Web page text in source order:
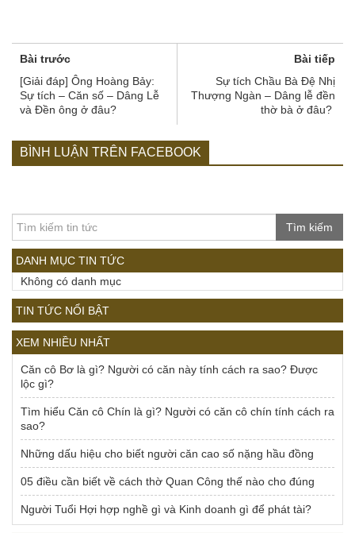
Bài trước
[Giải đáp] Ông Hoàng Bảy:
Sự tích – Căn số – Dâng Lễ
và Đền ông ở đâu?
Bài tiếp
Sự tích Chầu Bà Đệ Nhị
Thượng Ngàn – Dâng lễ đền
thờ bà ở đâu?
BÌNH LUẬN TRÊN FACEBOOK
Tìm kiếm
DANH MỤC TIN TỨC
Không có danh mục
TIN TỨC NỔI BẬT
XEM NHIỀU NHẤT
Căn cô Bơ là gì? Người có căn này tính cách ra sao? Được
lộc gì?
Tìm hiểu Căn cô Chín là gì? Người có căn cô chín tính cách ra
sao?
Những dấu hiệu cho biết người căn cao số nặng hầu đồng
05 điều cần biết về cách thờ Quan Công thế nào cho đúng
Người Tuổi Hợi hợp nghề gì và Kinh doanh gì để phát tài?